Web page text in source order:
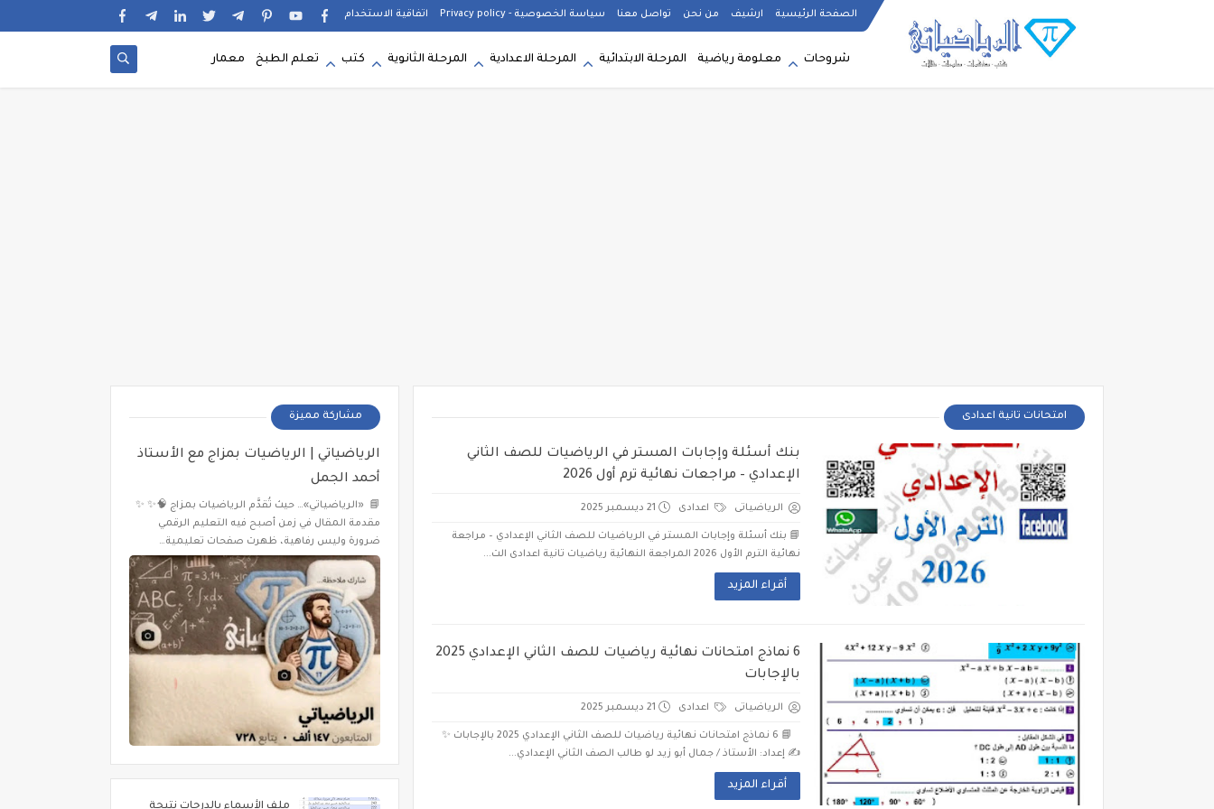
الصفحة الرئيسية ارشيف من نحن تواصل معنا سياسة الخصوصية - Privacy policy اتفاقية الاستخدام
شروحات معلومة رياضية المرحلة الابتدائية المرحلة الاعدادية المرحلة الثانوية كتب تعلم الطبخ معمار
امتحانات تانية اعدادى
بنك أسئلة وإجابات المستر في الرياضيات للصف الثاني
الإعدادي – مراجعات نهائية ترم أول 2026
الرياضياتى اعدادى 21 ديسمبر 2025
📘 بنك أسئلة وإجابات المستر في الرياضيات للصف الثاني الإعدادي – مراجعة
نهائية الترم الأول 2026 المراجعة النهائية رياضيات تانية اعدادى الت...
أقراء المزيد
6 نماذج امتحانات نهائية رياضيات للصف الثاني الإعدادي 2025
بالإجابات
الرياضياتى اعدادى 21 ديسمبر 2025
📘 6 نماذج امتحانات نهائية رياضيات للصف الثاني الإعدادي 2025 بالإجابات ✨
✍️ إعداد: الأستاذ / جمال أبو زيد لو طالب الصف الثاني الإعدادي...
أقراء المزيد
مشاركة مميزة
الرياضياتي | الرياضيات بمزاج مع الأستاذ
أحمد الجمل
📘 «الرياضياتي»… حيث تُقدَّم الرياضيات بمزاج 🧠✨ ✨
مقدمة المقال في زمن أصبح فيه التعليم الرقمي
ضرورة وليس رفاهية، ظهرت صفحات تعليمية…